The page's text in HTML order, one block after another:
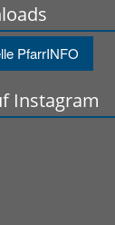
PfarrINFO
Instagram